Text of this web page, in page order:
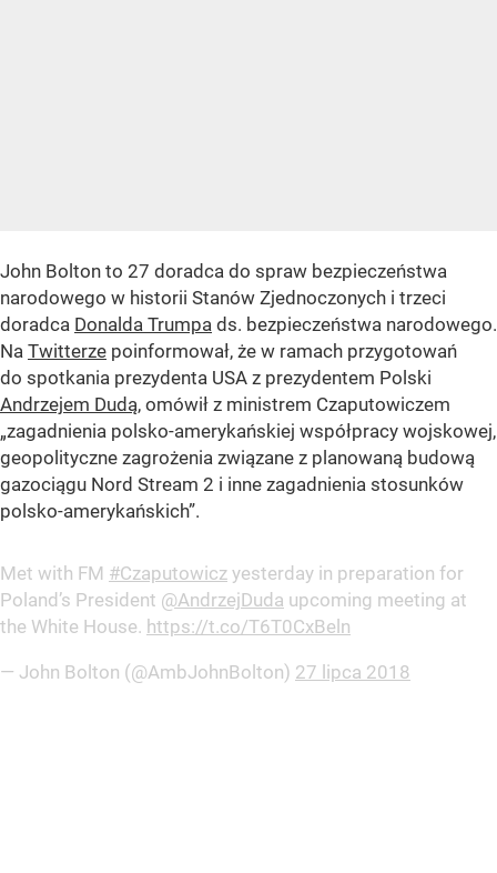
John Bolton to 27 doradca do spraw bezpieczeństwa
narodowego w historii Stanów Zjednoczonych i trzeci
doradca Donalda Trumpa ds. bezpieczeństwa narodowego.
Na Twitterze poinformował, że w ramach przygotowań
do spotkania prezydenta USA z prezydentem Polski
Andrzejem Dudą, omówił z ministrem Czaputowiczem
„zagadnienia polsko-amerykańskiej współpracy wojskowej,
geopolityczne zagrożenia związane z planowaną budową
gazociągu Nord Stream 2 i inne zagadnienia stosunków
polsko-amerykańskich”.
Met with FM #Czaputowicz yesterday in preparation for
Poland’s President @AndrzejDuda upcoming meeting at
the White House. https://t.co/T6T0CxBeln
— John Bolton (@AmbJohnBolton) 27 lipca 2018